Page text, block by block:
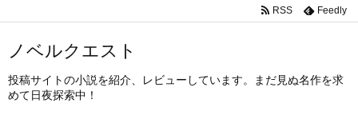
ノベルクエスト
投稿サイトの小説を紹介、レビューしています。まだ見ぬ名作を求
めて日夜探索中！
RSS Feedly